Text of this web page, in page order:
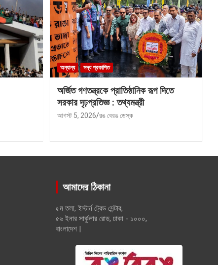
অন্যান্য সদ্য প্রকাশিত
অর্জিত গণতন্ত্রকে প্রাতিষ্ঠানিক রূপ দিতে
সরকার দৃঢ়প্রতিজ্ঞ : তথ্যমন্ত্রী
আগস্ট 5, 2026 রঙ বেরঙ ডেস্ক
আমাদের ঠিকানা
৫ম তলা, ইস্টার্ন ট্রেড সেন্টার,
৫৬ ইনার সার্কুলার রোড, ঢাকা - ১০০০,
বাংলাদেশ |